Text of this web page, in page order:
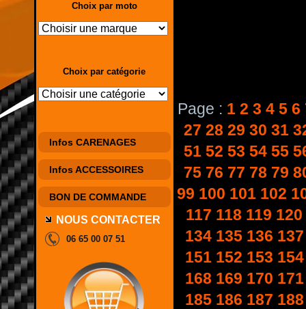
Choix par moto
Choix par catégorie
Infos CARENAGES
Infos ACCESSOIRES
BON DE COMMANDE
NOUS CONTACTER
06 65 00 07 51
Page : 1 2 3 4 5 6
27 28 29 30 31
51 52 53 54 55
75 76 77 78 79
99 100 101 102
117 118 119 120
134 135 136 137
151 152 153 154
168 169 170 171
185 186 187 188